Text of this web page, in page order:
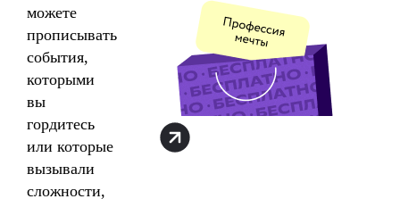
можете
прописывать
события,
которыми
вы
гордитесь
или которые
вызывали
сложности,